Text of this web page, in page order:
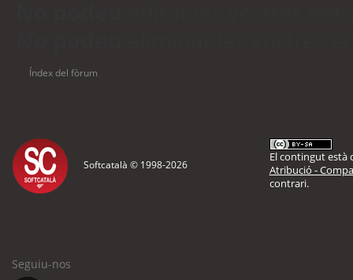
Índex del fòrum
Softcatalà © 1998-2026
El contingut està
Atribució -
contrari.
Seguiu-nos